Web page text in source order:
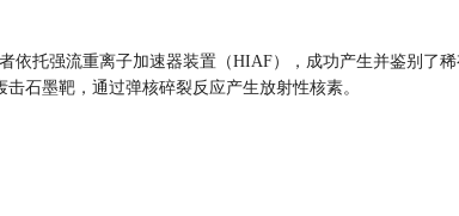
依托强流重离子加速器装置（HIAF），成功产生并鉴别了
石墨靶，通过弹核碎裂反应产生放射性核素。